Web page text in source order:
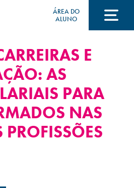
ÁREA DO
ALUNO
E
AS
PARA
NAS